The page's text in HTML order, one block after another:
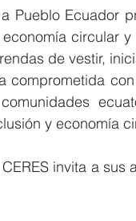
Pueblo Ecuador
circular
de vestir,
comprometida
y economía
invita a